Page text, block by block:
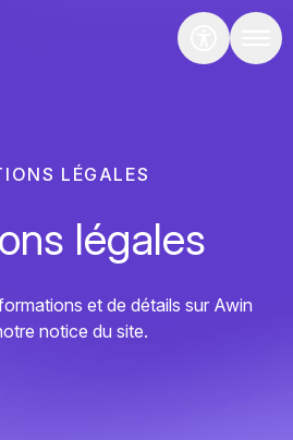
LÉGALES
légales
et de détails sur Awin
notice du site.